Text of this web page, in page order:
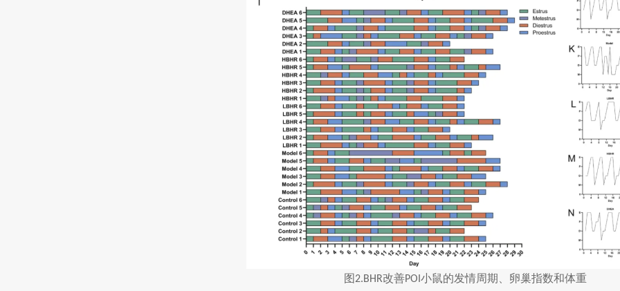
图2.BHR改善POI 小鼠的发情周期、卵巢指数和体重